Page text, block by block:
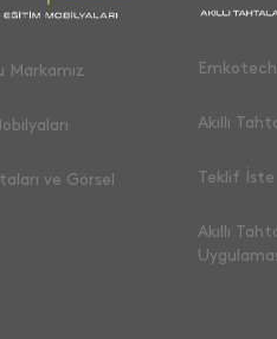
Markamız
ve Görsel
Akıllı
Teklif İste
Akıllı